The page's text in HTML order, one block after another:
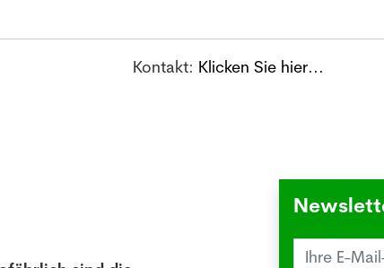
Kontakt: Klicken Sie hier...